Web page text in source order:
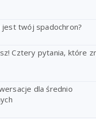
jest twój spadochron?
Cztery pytania, które
dla średnio